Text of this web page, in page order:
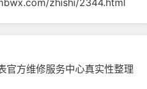
方维修服务中心真实性整理